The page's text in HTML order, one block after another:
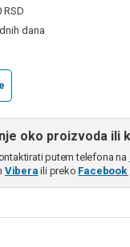
RSD
dana
oko proizvoda ili
putem telefona na
Vibera ili preko Facebook